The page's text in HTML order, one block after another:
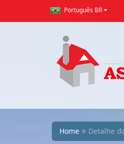
Português BR
Home Detalhe